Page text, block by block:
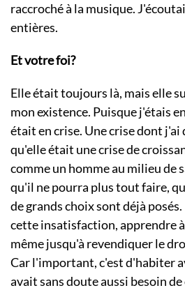
raccroché à la musique.
entières.
Et votre foi?
Elle était toujours là, mais elle
mon existence. Puisque j'étais
était en crise. Une crise dont j'ai
qu'elle était une crise de
comme un homme au milieu de
qu'il ne pourra plus tout faire,
de grands choix sont déjà
cette insatisfaction, apprendre
même jusqu'à revendiquer le
Car l'important, c'est d'habiter
avait sans doute aussi besoin